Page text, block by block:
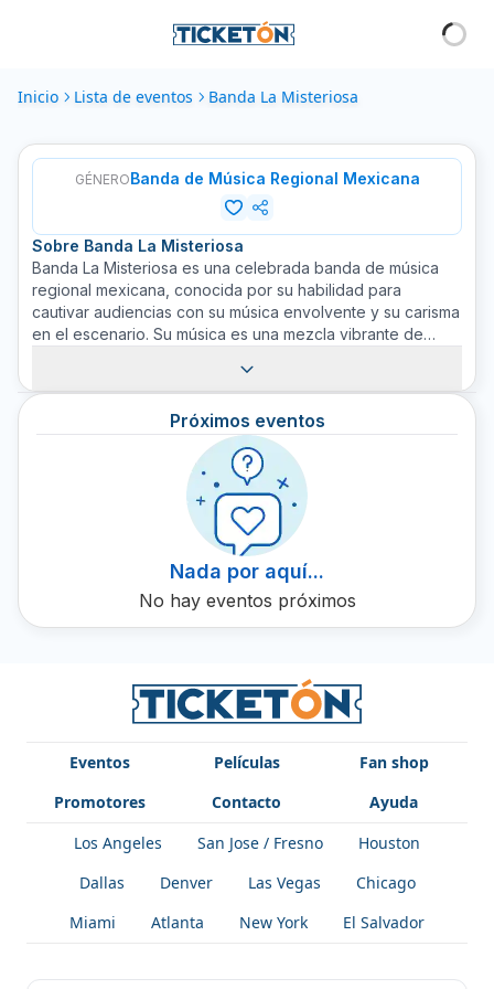
Inicio Lista de eventos Banda La Misteriosa
GÉNEROBanda de Música Regional Mexicana
Sobre Banda La Misteriosa
Banda La Misteriosa es una celebrada banda de música
regional mexicana, conocida por su habilidad para
cautivar audiencias con su música envolvente y su carisma
en el escenario. Su música es una mezcla vibrante de
que cuentan historias de amor, desamor y la vida
cotidiana. Banda La Misteriosa ha conseguido un gran
seguimiento gracias a su talento para interpretar y
reinventar el género de banda mexicana, presentando
espectáculos en vivo que nunca fallan en arrancar
aplausos e invitar a la audiencia a bailar. Un espectáculo
de Banda La Misteriosa es una celebración de la música
mexicana, y no hay mejor lugar para experimentarla que
en Ticketón, la plataforma líder para la venta de boletos
para eventos diversos protagonizados por artistas
Próximos eventos
Nada por aquí...
No hay eventos próximos
Eventos Películas
Fan shop
Promotores
Contacto
Ayuda
Los Angeles
San Jose / Fresno
Houston
Dallas
Denver Las Vegas
Chicago
Miami
Atlanta New York El Salvador